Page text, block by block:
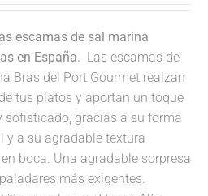
escamas de sal marina
en España. Las escamas de
Bras del Port Gourmet realzan
tus platos y aportan un toque
sofisticado, gracias a su forma
y a su agradable textura
boca. Una agradable sorpresa
más exigentes.